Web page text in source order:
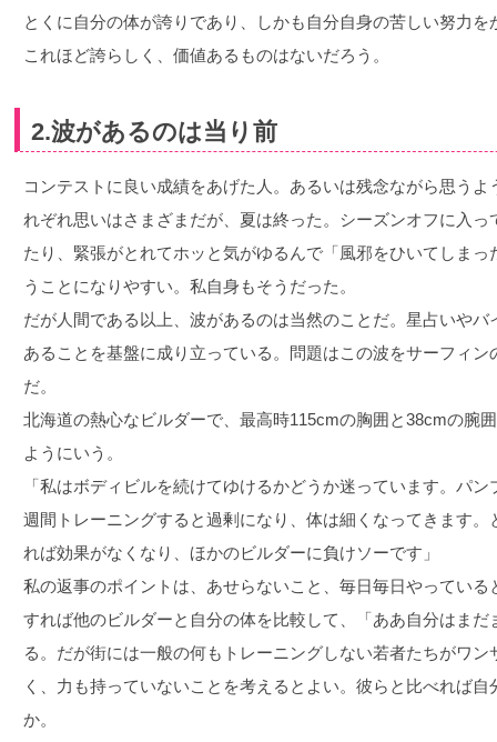
とくに自分の体が誇りであり、しかも自分自身の苦しい努力
これほど誇らしく、価値あるものはないだろう。
2.波があるのは当り前
コンテストに良い成績をあげた人。あるいは残念ながら思う
れぞれ思いはさまざまだが、夏は終った。シーズンオフに入
たり、緊張がとれてホッと気がゆるんで「風邪をひいてしま
うことになりやすい。私自身もそうだった。
だが人間である以上、波があるのは当然のことだ。星占いや
あることを基盤に成り立っている。問題はこの波をサーフィ
だ。
北海道の熱心なビルダーで、最高時115cmの胸囲と38cmの腕
ようにいう。
「私はボディビルを続けてゆけるかどうか迷っています。パ
週間トレーニングすると過剰になり、体は細くなってきます
れば効果がなくなり、ほかのビルダーに負けソーです」
私の返事のポイントは、あせらないこと、毎日毎日やってい
すれば他のビルダーと自分の体を比較して、「ああ自分はま
る。だが街には一般の何もトレーニングしない若者たちがワ
く、力も持っていないことを考えるとよい。彼らと比べれば
か。